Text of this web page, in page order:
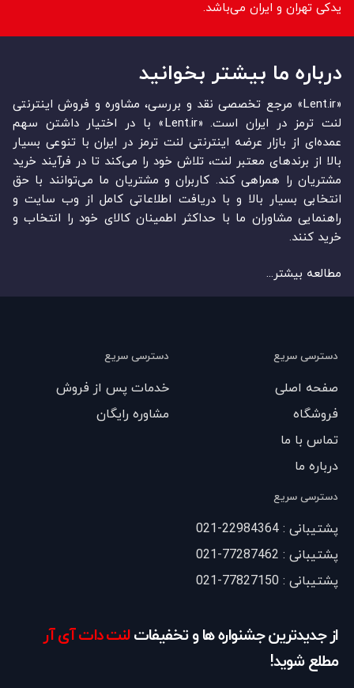
یدکی تهران و ایران می‌باشد.
درباره ما بیشتر بخوانید
«Lent.ir» مرجع تخصصی نقد و بررسی، مشاوره و فروش اینترنتی
لنت ترمز در ایران است. «Lent.ir» با در اختیار داشتن سهم
عمده‏‌ای از بازار عرضه اینترنتی لنت ترمز در ایران با تنوعی بسیار
بالا از برندهای معتبر لنت، تلاش خود را می‌‏‏کند تا در فرآیند خرید
مشتریان را همراهی کند. کاربران و مشتریان ما می‏‏‌توانند با حق
انتخابی بسیار بالا و با دریافت اطلاعاتی کامل از وب سایت و
راهنمایی مشاوران ما با حداکثر اطمینان کالای خود را انتخاب و
خرید کنند.
مطالعه بیشتر...
دسترسی سریع
صفحه اصلی
فروشگاه
تماس با ما
درباره ما
دسترسی سریع
خدمات پس از فروش
مشاوره رایگان
دسترسی سریع
پشتیبانی : 22984364-021
پشتیبانی : 77287462-021
پشتیبانی : 77827150-021
از جدیدترین جشنواره ها و تخفیفاتلنت دات آی آر
مطلع شوید!